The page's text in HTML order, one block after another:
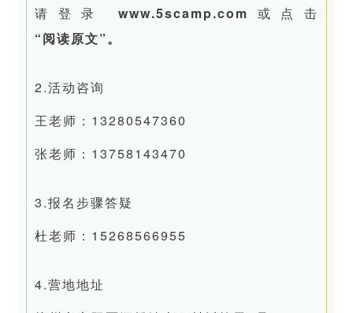
请登录www.5scamp.com 或点击
“阅读原文”。
2.活动咨询
王老师：13280547360
张老师：13758143470
3.报名步骤答疑
杜老师：15268566955
4.营地地址